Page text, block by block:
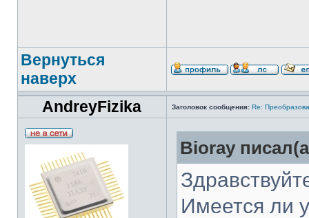
Вернуться
наверх
AndreyFizika
Заголовок сообщения: Re:
Bioray
Имеется ли